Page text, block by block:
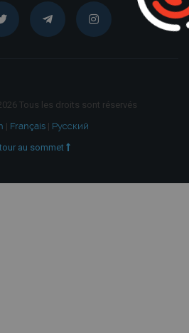
Tous les droits sont réservés
| Français| Русский
au sommet